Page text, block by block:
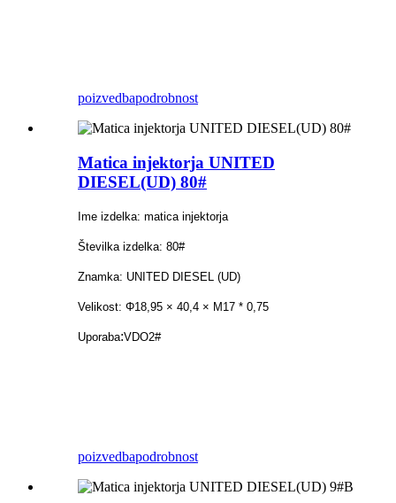
poizvedbapodrobnost
Matica injektorja UNITED
DIESEL(UD) 80#
Ime izdelka: matica injektorja
Številka izdelka: 80#
Znamka: UNITED DIESEL (UD)
Velikost: Φ18,95 × 40,4 × M17 * 0,75
Uporaba:VDO2#
poizvedbapodrobnost